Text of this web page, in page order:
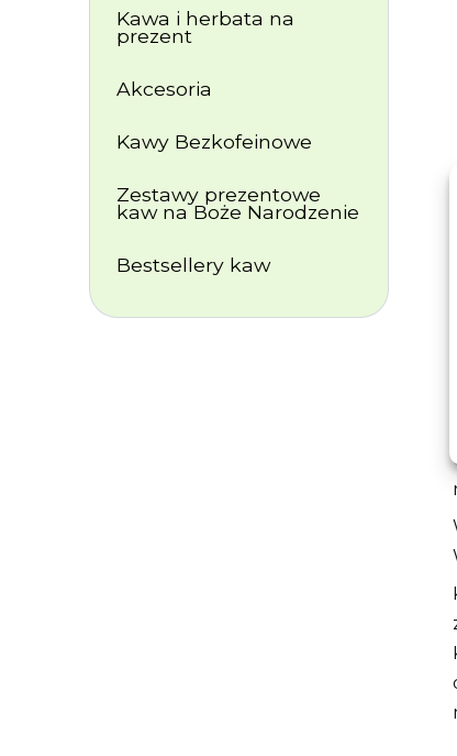
Kawa i herbata na
prezent
Akcesoria
Kawy Bezkofeinowe
Zestawy prezentowe
kaw na Boże Narodzenie
Bestsellery kaw